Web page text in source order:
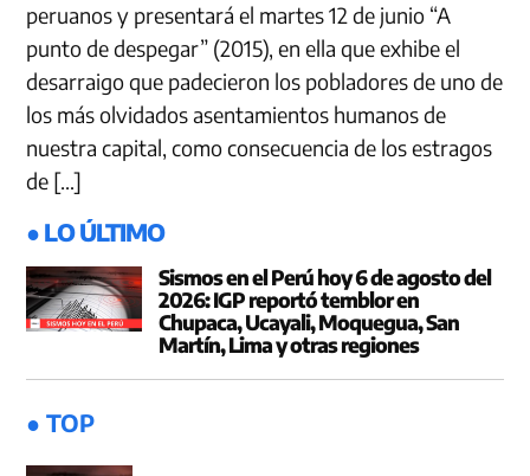
peruanos y presentará el martes 12 de junio “A
punto de despegar” (2015), en ella que exhibe el
desarraigo que padecieron los pobladores de uno de
los más olvidados asentamientos humanos de
nuestra capital, como consecuencia de los estragos
de […]
● LO ÚLTIMO
Sismos en el Perú hoy 6 de agosto del
2026: IGP reportó temblor en
Chupaca, Ucayali, Moquegua, San
Martín, Lima y otras regiones
● TOP